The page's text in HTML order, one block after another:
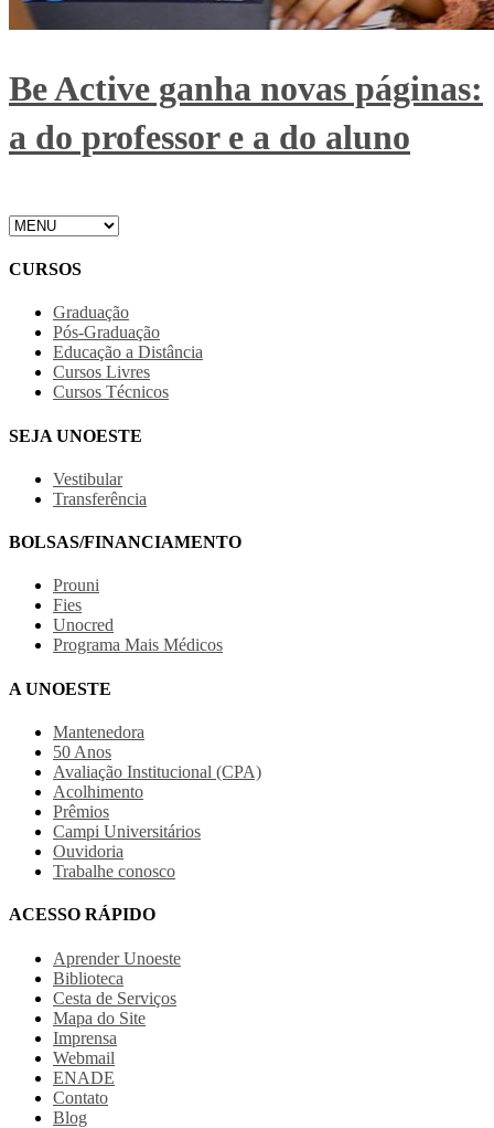
Be Active ganha novas páginas:
a do professor e a do aluno
CURSOS
Graduação
Pós-Graduação
Educação a Distância
Cursos Livres
Cursos Técnicos
SEJA UNOESTE
Vestibular
Transferência
BOLSAS/FINANCIAMENTO
Prouni
Fies
Unocred
Programa Mais Médicos
A UNOESTE
Mantenedora
50 Anos
Avaliação Institucional (CPA)
Acolhimento
Prêmios
Campi Universitários
Ouvidoria
Trabalhe conosco
ACESSO RÁPIDO
Aprender Unoeste
Biblioteca
Cesta de Serviços
Mapa do Site
Imprensa
Webmail
ENADE
Contato
Blog